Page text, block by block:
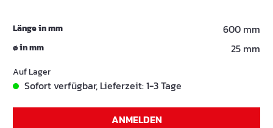
Länge in mm 600 mm
ø in mm 25 mm
Auf Lager
Sofort verfügbar, Lieferzeit: 1-3 Tage
ANMELDEN